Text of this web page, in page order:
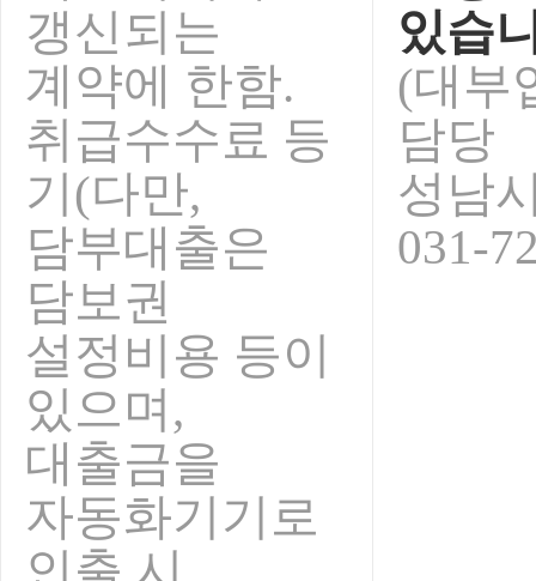
갱신되는
계약에 한함.
취급수수료 등
기(다만,
담부대출은
담보권
설정비용 등이
있으며,
대출금을
자동화기기로
있습
(대부
담당
성남
031-